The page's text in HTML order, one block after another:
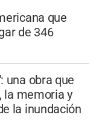
que
de 346
una obra que
la memoria y
la inundación